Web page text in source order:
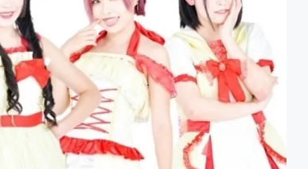
書籍・雑誌出版
チャレンジ ビュー